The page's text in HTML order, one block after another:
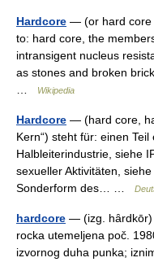
Hardcore — (or hard core
to: hard core, the
intransigent nucleus
as stones and broken
Wikipedia
Hardcore — (hard core,
Kern“) steht für: einen
Halbleiterindustrie, siehe
sexueller Aktivitäten,
Sonderform des… …
hardcore — (izg. hȃrdkōr)
rocka utemeljena poč.
izvornog duha punka;